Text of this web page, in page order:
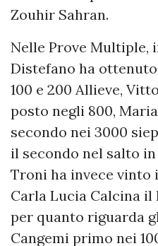
Zouhir Sahran.
Nelle Prove Multiple,
Distefano ha
100 e 200 Allieve,
posto negli 800,
secondo nei 3000
il secondo nel salto
Troni ha invece vinto
Carla Lucia Calcina
per quanto riguarda
Cangemi primo nei